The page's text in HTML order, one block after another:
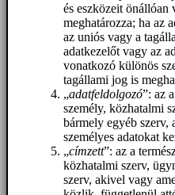
és eszközeit önállóan
meghatározza; ha az
az uniós vagy a
adatkezelőt vagy az
vonatkozó különös
tagállami jog is
„adatfeldolgozó”: az
személy, közhatalmi
bármely egyéb szerv,
személyes adatokat
„címzett”: az a
közhatalmi szerv,
szerv, akivel vagy